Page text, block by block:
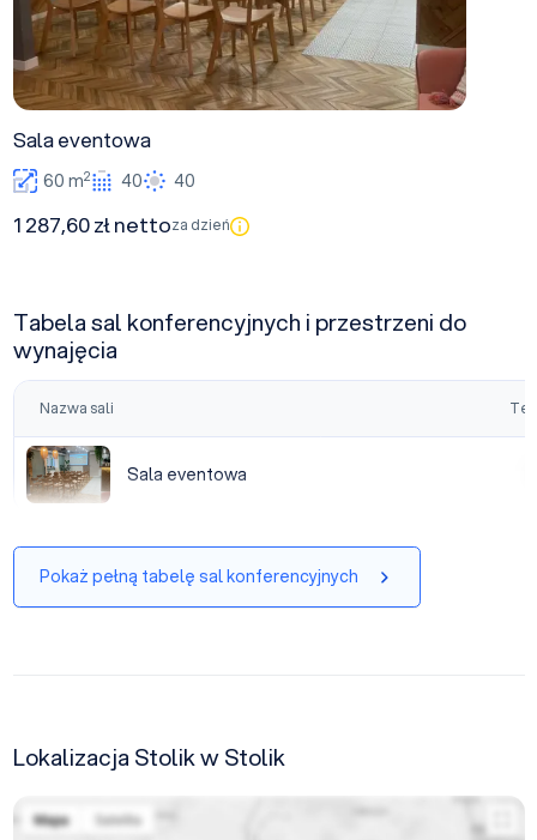
Sala eventowa
60 m2 40 40
1 287,60 zł nettoza dzień
Tabela sal konferencyjnych i przestrzeni do
wynajęcia
Nazwa sali
Sala eventowa
Sala eventowa
Pokaż pełną tabelę sal konferencyjnych
Lokalizacja Stolik w Stolik